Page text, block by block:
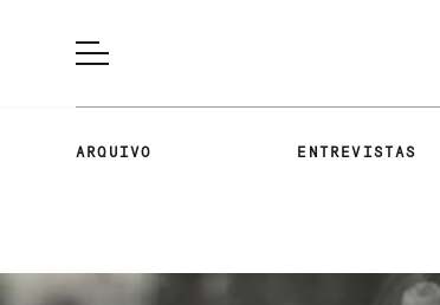
ARQUIVO ENTREVISTAS